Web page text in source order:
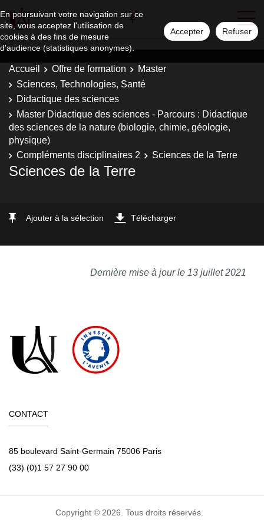
En poursuivant votre navigation sur ce
site, vous acceptez l'utilisation de
cookies à des fins de mesure
d'audience (statistiques anonymes).
Accepter Refuser
Accueil Offre de formation
Master
Sciences, Technologies, Santé
Didactique des sciences
Master Didactique des sciences - Parcours : Didactique
des sciences de la nature (biologie, chimie, géologie,
physique)
Compléments disciplinaires 2
Sciences de la Terre
Sciences de la Terre
Ajouter à la sélection Télécharger
Dernière mise à jour le 13 juillet 2021
CONTACT
85 boulevard Saint-Germain 75006 Paris
(33) (0)1 57 27 90 00
Copyright © 2026. Tous droits réservés.